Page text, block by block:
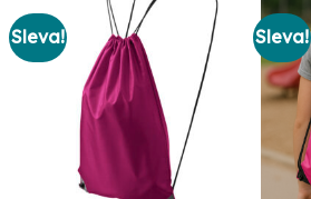
Sleva! Sleva!